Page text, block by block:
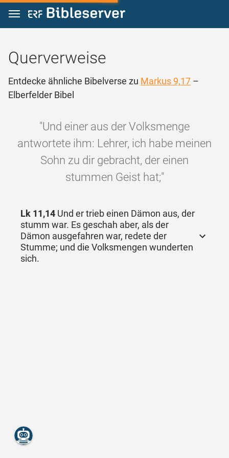
Zum Inhalt springen
Querverweise
Entdecke ähnliche Bibelverse zu Markus 9,17 –
Elberfelder Bibel
"Und einer aus der Volksmenge
antwortete ihm: Lehrer, ich habe meinen
Sohn zu dir gebracht, der einen
stummen Geist hat;"
Lk 11,14 Und er trieb einen Dämon aus, der
stumm war. Es geschah aber, als der
Dämon ausgefahren war, redete der
Stumme; und die Volksmengen wunderten
sich.